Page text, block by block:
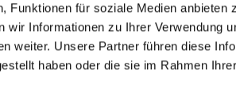
Funktionen für soziale Medien anbieten
wir Informationen zu Ihrer Verwendung
weiter. Unsere Partner führen diese
haben oder die sie im Rahmen
Beginn:
Einlass: